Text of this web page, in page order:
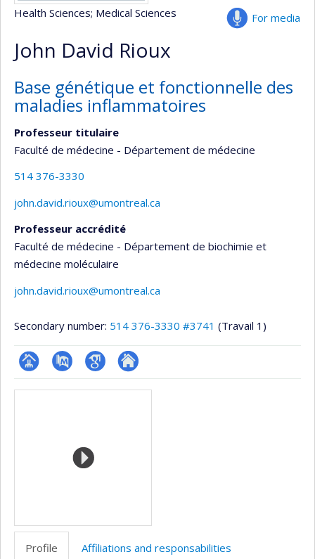
For media
Health Sciences; Medical Sciences
John David Rioux
Base génétique et fonctionnelle des
maladies inflammatoires
Professeur titulaire
Faculté de médecine - Département de médecine
514 376-3330
john.david.rioux@umontreal.ca
Professeur accrédité
Faculté de médecine - Département de biochimie et
médecine moléculaire
john.david.rioux@umontreal.ca
Secondary number: 514 376-3330 #3741 (Travail 1)
Page PubMedGoogleAutre
Media
Profile Affiliations and responsabilities